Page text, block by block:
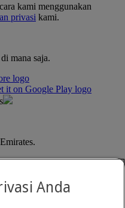
kami menggunakan
privasi kami.
mana saja.
Anda